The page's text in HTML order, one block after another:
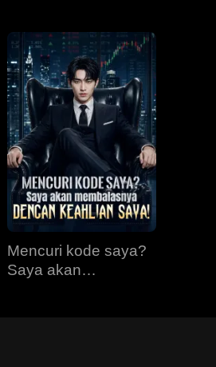
Mencuri kode saya?
Saya akan